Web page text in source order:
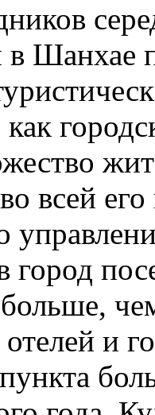
в Шанхае
всей
город
и